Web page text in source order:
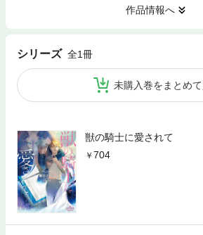
作品情報へ
シリーズ 全1冊
未購入巻をまとめて
獣の騎士に愛されて
704